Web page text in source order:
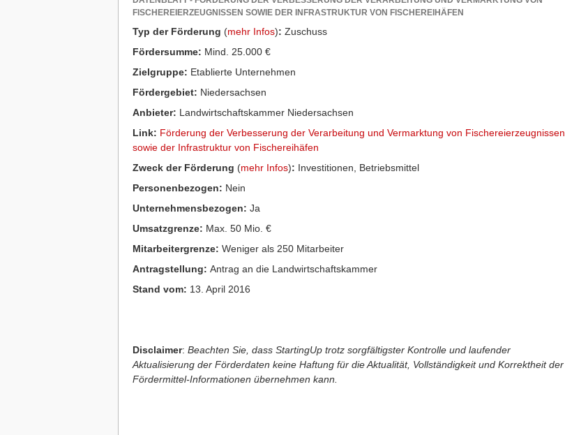
FISCHEREIERZEUGNISSEN SOWIE DER INFRASTRUKTUR VON FISCHEREIHÄFEN
Typ der Förderung (mehr Infos): Zuschuss
Fördersumme: Mind. 25.000 €
Zielgruppe: Etablierte Unternehmen
Fördergebiet: Niedersachsen
Anbieter: Landwirtschaftskammer Niedersachsen
Link: Förderung der Verbesserung der Verarbeitung und Vermarktung von Fischereierzeugnissen
sowie der Infrastruktur von Fischereihäfen
Zweck der Förderung (mehr Infos): Investitionen, Betriebsmittel
Personenbezogen: Nein
Unternehmensbezogen: Ja
Umsatzgrenze: Max. 50 Mio. €
Mitarbeitergrenze: Weniger als 250 Mitarbeiter
Antragstellung: Antrag an die Landwirtschaftskammer
Stand vom: 13. April 2016
Disclaimer: Beachten Sie, dass StartingUp trotz sorgfältigster Kontrolle und laufender
Aktualisierung der Förderdaten keine Haftung für die Aktualität, Vollständigkeit und Korrektheit der
Fördermittel-Informationen übernehmen kann.